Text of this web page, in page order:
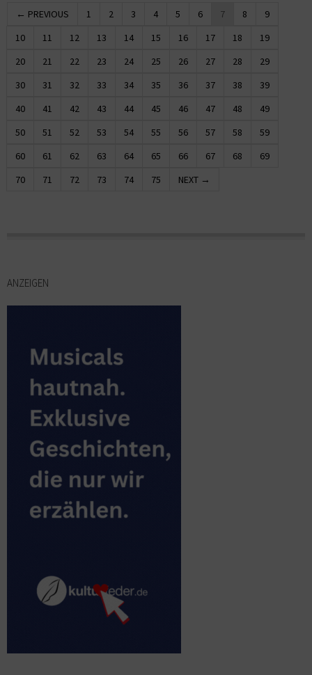
← PREVIOUS 1 2 3 4 5 6 7 8
9
10
11 12 13 14 15 16 17 18
19
20
21 22 23 24 25 26 27 28
29
30
31 32 33 34 35 36 37 38
39
40
41 42 43 44 45 46 47 48
49
50
51 52 53 54 55 56 57 58
59
60
61 62 63 64 65 66 67 68
69
70
71 72 73 74 75 NEXT →
ANZEIGEN